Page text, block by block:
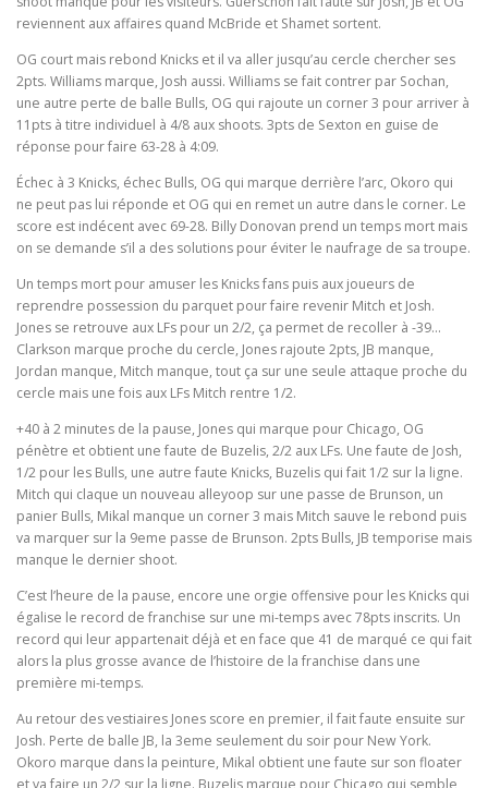
reviennent aux affaires quand McBride et Shamet sortent.
OG court mais rebond Knicks et il va aller jusqu’au cercle chercher ses
2pts. Williams marque, Josh aussi. Williams se fait contrer par Sochan,
une autre perte de balle Bulls, OG qui rajoute un corner 3 pour arriver à
11pts à titre individuel à 4/8 aux shoots. 3pts de Sexton en guise de
réponse pour faire 63-28 à 4:09.
Échec à 3 Knicks, échec Bulls, OG qui marque derrière l’arc, Okoro qui
ne peut pas lui réponde et OG qui en remet un autre dans le corner. Le
score est indécent avec 69-28. Billy Donovan prend un temps mort mais
on se demande s’il a des solutions pour éviter le naufrage de sa troupe.
Un temps mort pour amuser les Knicks fans puis aux joueurs de
reprendre possession du parquet pour faire revenir Mitch et Josh.
Jones se retrouve aux LFs pour un 2/2, ça permet de recoller à -39…
Clarkson marque proche du cercle, Jones rajoute 2pts, JB manque,
Jordan manque, Mitch manque, tout ça sur une seule attaque proche du
cercle mais une fois aux LFs Mitch rentre 1/2.
+40 à 2 minutes de la pause, Jones qui marque pour Chicago, OG
pénètre et obtient une faute de Buzelis, 2/2 aux LFs. Une faute de Josh,
1/2 pour les Bulls, une autre faute Knicks, Buzelis qui fait 1/2 sur la ligne.
Mitch qui claque un nouveau alleyoop sur une passe de Brunson, un
panier Bulls, Mikal manque un corner 3 mais Mitch sauve le rebond puis
va marquer sur la 9eme passe de Brunson. 2pts Bulls, JB temporise mais
manque le dernier shoot.
C’est l’heure de la pause, encore une orgie offensive pour les Knicks qui
égalise le record de franchise sur une mi-temps avec 78pts inscrits. Un
record qui leur appartenait déjà et en face que 41 de marqué ce qui fait
alors la plus grosse avance de l’histoire de la franchise dans une
première mi-temps.
Au retour des vestiaires Jones score en premier, il fait faute ensuite sur
Josh. Perte de balle JB, la 3eme seulement du soir pour New York.
Okoro marque dans la peinture, Mikal obtient une faute sur son floater